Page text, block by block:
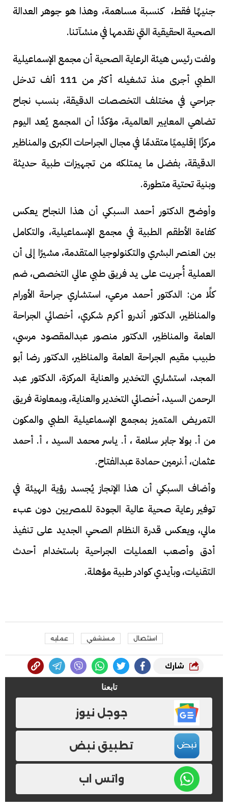
جنيهًا فقط، كنسبة مساهمة، وهذا هو جوهر العدالة
الصحية الحقيقية التي نقدمها في منشآتنا.
ولفت رئيس هيئة الرعاية الصحية أن مجمع الإسماعيلية
الطبي أجرى منذ تشغيله أكثر من 111 ألف تدخل
جراحي في مختلف التخصصات الدقيقة، بنسب نجاح
تضاهي المعايير العالمية، مؤكدًا أن المجمع يُعد اليوم
مركزًا إقليميًا متقدمًا في مجال الجراحات الكبرى والمناظير
الدقيقة، بفضل ما يمتلكه من تجهيزات طبية حديثة
وبنية تحتية متطورة.
وأوضح الدكتور أحمد السبكي أن هذا النجاح يعكس
كفاءة الأطقم الطبية في مجمع الإسماعيلية، والتكامل
بين العنصر البشري والتكنولوجيا المتقدمة، مشيرًا إلى أن
العملية أُجريت على يد فريق طبي عالي التخصص، ضم
كلًا من: الدكتور أحمد مرعي، استشاري جراحة الأورام
والمناظير، الدكتور أندرو أكرم شكري، أخصائي الجراحة
العامة والمناظير، الدكتور منصور عبدالمقصود مرسي،
طبيب مقيم الجراحة العامة والمناظير، الدكتور رضا أبو
المجد، استشاري التخدير والعناية المركزة، الدكتور عبد
الرحمن السيد، أخصائي التخدير والعناية، وبمعاونة فريق
التمريض المتميز بمجمع الإسماعيلية الطبي والمكون
من أ. بولا جابر سلامة ، أ. ياسر محمد السيد ، أ. أحمد
عثمان، أ.نرمين حمادة عبدالفتاح.
وأضاف السبكي أن هذا الإنجاز يُجسد رؤية الهيئة في
توفير رعاية صحية عالية الجودة للمصريين دون عبء
مالي، ويعكس قدرة النظام الصحي الجديد على تنفيذ
أدق وأصعب العمليات الجراحية باستخدام أحدث
التقنيات، وبأيدي كوادر طبية مؤهلة.
استئصال مستشفي عمليه
شارك
تابعنا
جوجل نيوز
تطبيق نبض
واتس اب